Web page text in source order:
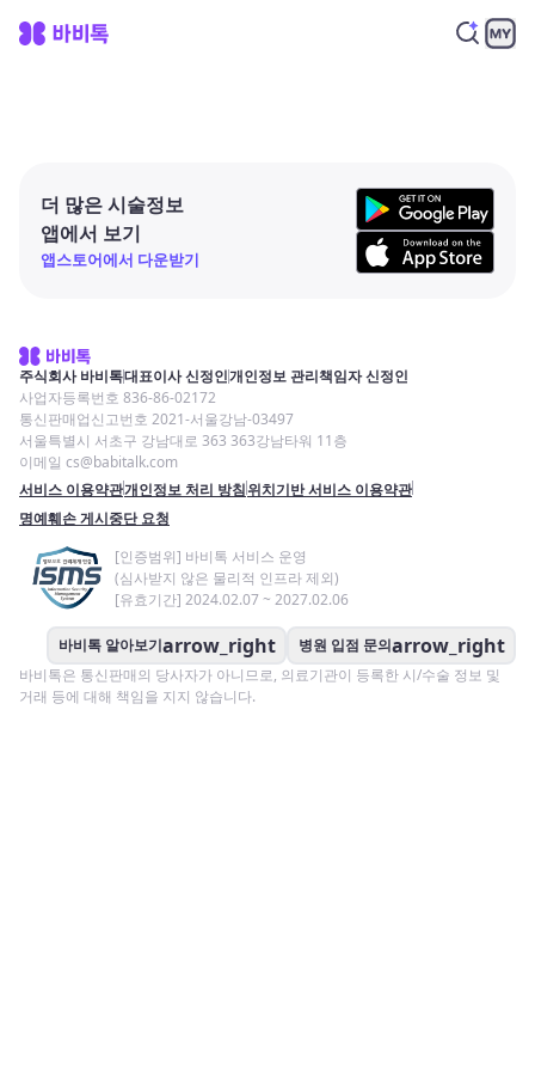
더 많은 시술정보
앱에서 보기
앱스토어에서 다운받기
주식회사 바비톡대표이사 신정인개인정보 관리책임자 신정인
사업자등록번호 836-86-02172
통신판매업신고번호 2021-서울강남-03497
서울특별시 서초구 강남대로 363 363강남타워 11층
이메일 cs@babitalk.com
서비스 이용약관개인정보 처리 방침위치기반 서비스 이용약관
명예훼손 게시중단 요청
[인증범위] 바비톡 서비스 운영
(심사받지 않은 물리적 인프라 제외)
[유효기간] 2024.02.07 ~ 2027.02.06
바비톡 알아보기arrow_right 병원 입점 문의arrow_right
바비톡은 통신판매의 당사자가 아니므로, 의료기관이 등록한 시/수술 정보 및
거래 등에 대해 책임을 지지 않습니다.